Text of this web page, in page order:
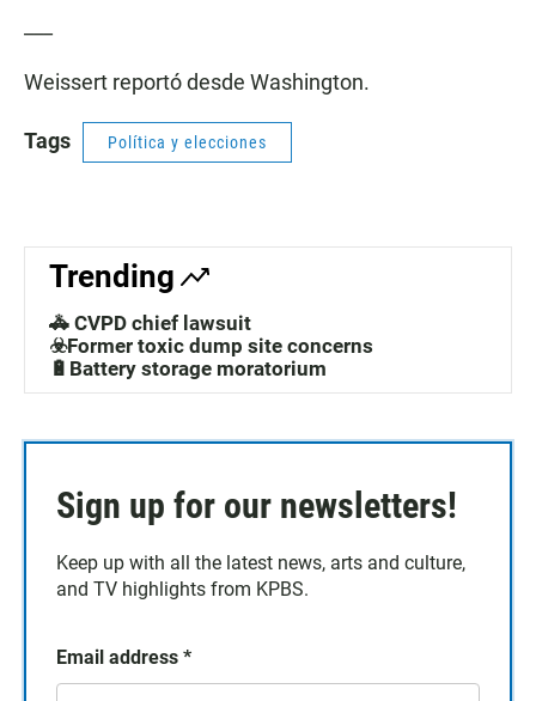
Weissert reportó desde Washington.
Tags Política y elecciones
Trending
🚓 CVPD chief lawsuit
☣️Former toxic dump site concerns
🔋Battery storage moratorium
Sign up for our newsletters!
Keep up with all the latest news, arts and culture,
and TV highlights from KPBS.
Email address *